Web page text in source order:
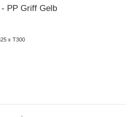
PP Griff Gelb
x T300